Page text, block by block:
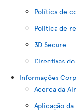
Política de
Política de
3D Secure
Directivas
Informações
Acerca da
Aplicação da